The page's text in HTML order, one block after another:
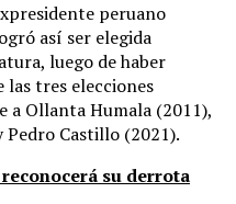
peruano
así ser elegida
luego de haber
las tres elecciones
a Ollanta Humala (2011),
Pedro Castillo (2021).
su derrota